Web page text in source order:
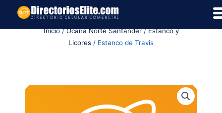
Inicio/Ocaña Norte Santander/Estanco y
Licores / Estanco de Travis